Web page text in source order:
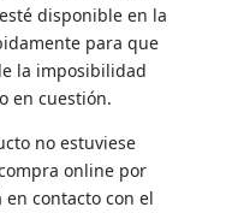
disponible en la
para que
la imposibilidad
en cuestión.
no estuviese
online por
contacto con el